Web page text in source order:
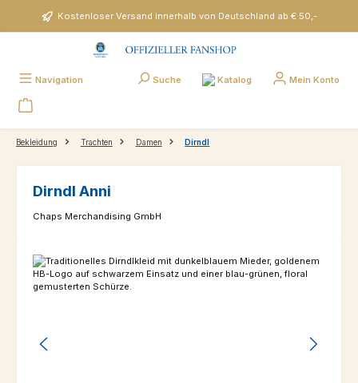
Zum Hauptinhalt springenKostenloser Versand innerhalb von Deutschland ab € 50,-
Navigation Suche Katalog Mein Konto
Bekleidung Trachten Damen Dirndl
Dirndl Anni
Chaps Merchandising GmbH
Bildergalerie überspringen